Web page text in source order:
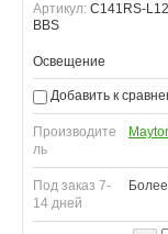
Артикул: C141RS-
BBS
Освещение
Добавить к
Производите
ль
Под заказ 7-
14 дней